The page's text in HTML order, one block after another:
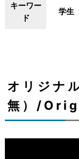
キーワー
ド
学生
オリジナ
無）/